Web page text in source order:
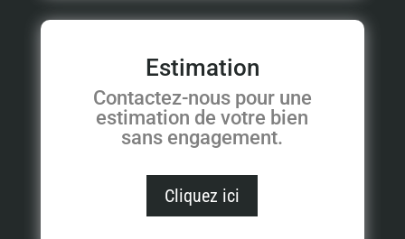
Estimation
Contactez-nous pour une
estimation de votre bien
sans engagement.
Cliquez ici